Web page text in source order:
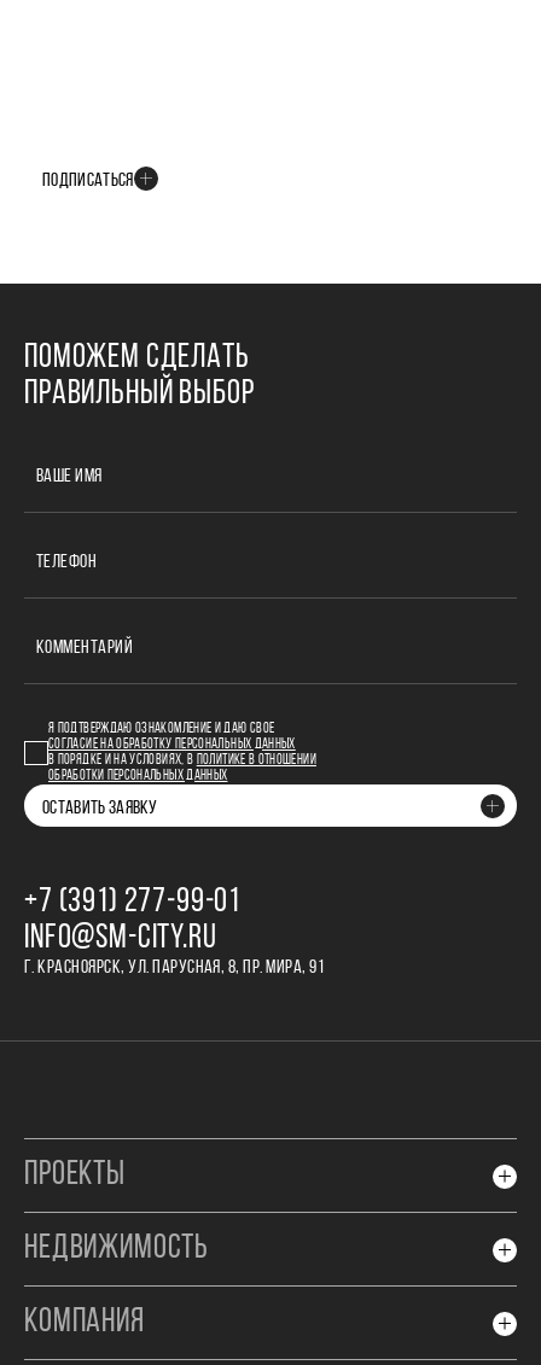
ПОДПИСАТЬСЯ
ПОМОЖЕМ СДЕЛАТЬ
ПРАВИЛЬНЫЙ ВЫБОР
ВАШЕ ИМЯ
ТЕЛЕФОН
КОММЕНТАРИЙ
Я ПОДТВЕРЖДАЮ ОЗНАКОМЛЕНИЕ И ДАЮ СВОЕ
СОГЛАСИЕ НА ОБРАБОТКУ ПЕРСОНАЛЬНЫХ ДАННЫХ
В ПОРЯДКЕ И НА УСЛОВИЯХ, В
ПОЛИТИКЕ В ОТНОШЕНИИ
ОБРАБОТКИ ПЕРСОНАЛЬНЫХ ДАННЫХ
ОСТАВИТЬ ЗАЯВКУ
+7 (391) 277‒99‒01
INFO@SM-CITY.RU
Г. КРАСНОЯРСК, УЛ. ПАРУСНАЯ, 8, ПР. МИРА, 91
ПРОЕКТЫ
НЕДВИЖИМОСТЬ
КОМПАНИЯ